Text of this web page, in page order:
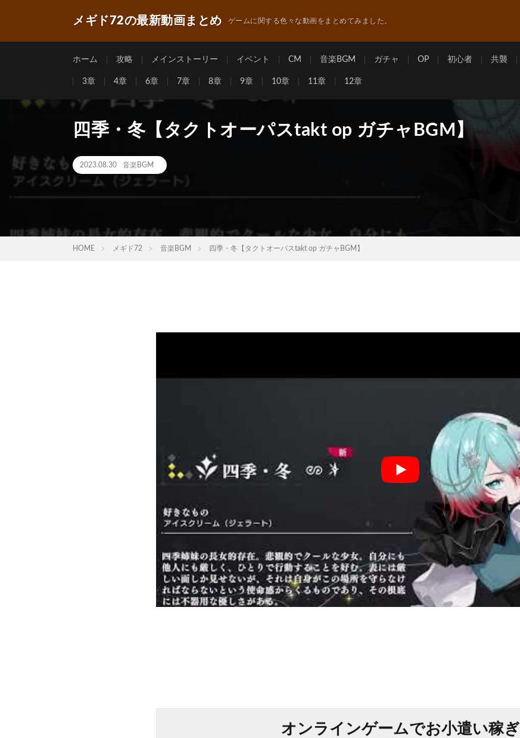
メギド72の最新動画まとめ ゲームに関する色々な動画をまとめてみました。
ホーム 攻略 メインストーリー イベント CM 音楽BGM ガチャ OP 初心者 共襲
3章 4章 6章 7章 8章 9章 10章 11章 12章
四季・冬【タクトオーパスtakt op ガチャBGM】
2023.08.30 音楽BGM
HOME メギド72 音楽BGM 四季・冬【タクトオーパスtakt op ガチャBGM】
オンラインゲームでお小遣い稼ぎ